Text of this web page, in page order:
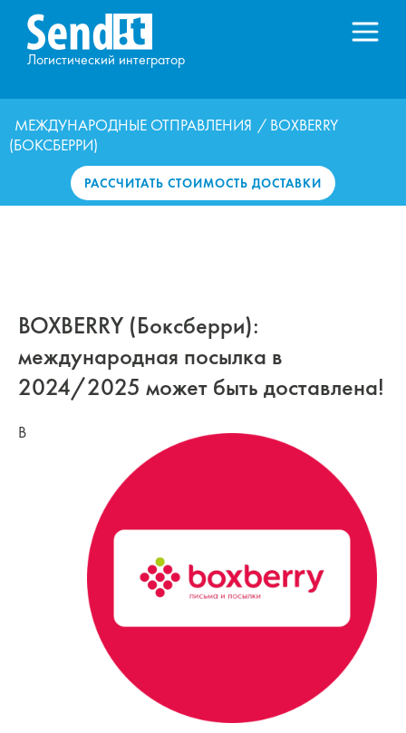
Логистический интегратор
МЕЖДУНАРОДНЫЕ ОТПРАВЛЕНИЯ / BOXBERRY
(БОКСБЕРРИ)
РАССЧИТАТЬ СТОИМОСТЬ ДОСТАВКИ
BOXBERRY (Боксберри):
международная посылка в
2024/2025 может быть доставлена!
В